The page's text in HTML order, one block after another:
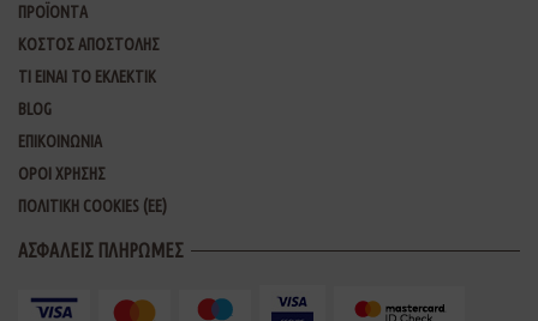
ΠΡΟΪΟΝΤΑ
ΚΟΣΤΟΣ ΑΠΟΣΤΟΛΗΣ
ΤΙ ΕΙΝΑΙ ΤΟ ΕΚΛΕΚΤΙΚ
BLOG
ΕΠΙΚΟΙΝΩΝΙΑ
ΟΡΟΙ ΧΡΗΣΗΣ
ΠΟΛΙΤΙΚΗ COOKIES (ΕΕ)
ΑΣΦΑΛΕΙΣ ΠΛΗΡΩΜΕΣ